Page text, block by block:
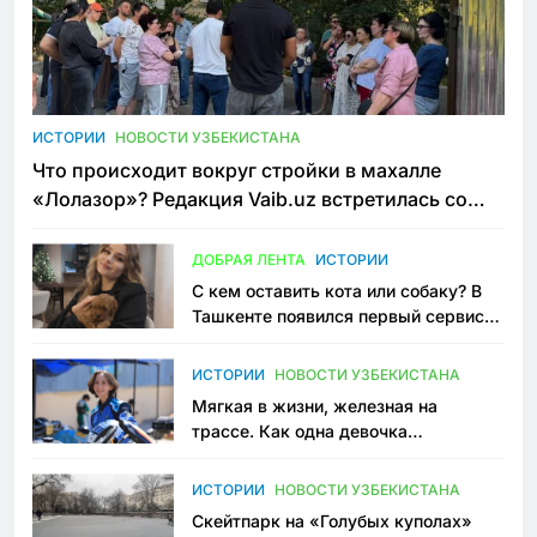
ИСТОРИИ НОВОСТИ УЗБЕКИСТАНА
Что происходит вокруг стройки в махалле
«Лолазор»? Редакция Vaib.uz встретилась со
ДОБРАЯ ЛЕНТА ИСТОРИИ
С кем оставить кота или собаку? В
Ташкенте появился первый сервис
ИСТОРИИ НОВОСТИ УЗБЕКИСТАНА
Мягкая в жизни, железная на
трассе. Как одна девочка
Узбекистане
ИСТОРИИ НОВОСТИ УЗБЕКИСТАНА
Скейтпарк на «Голубых куполах»